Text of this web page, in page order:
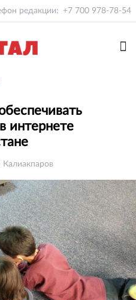
редакции: +7 700 978-78-54
интернете
Калиакпаров